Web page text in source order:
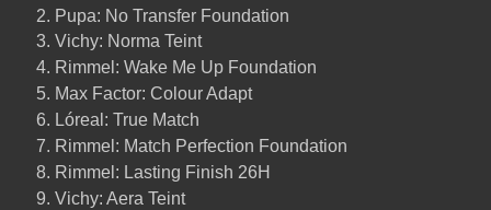
Pupa: No Transfer Foundation
Vichy: Norma Teint
Rimmel: Wake Me Up Foundation
Max Factor: Colour Adapt
Lóreal: True Match
Rimmel: Match Perfection Foundation
Rimmel: Lasting Finish 26H
Vichy: Aera Teint